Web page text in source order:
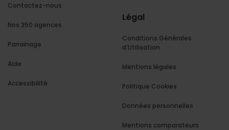
Contactez-nous
Nos 350 agences
Parrainage
Aide
Accessibilité
Légal
Conditions Générales
d'Utilisation
Mentions légales
Politique Cookies
Données personnelles
Mentions comparateurs